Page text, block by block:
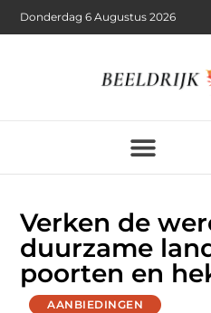
Donderdag 6 Augustus 2026
Verken de
duurzame
poorten en
AANBIEDINGEN